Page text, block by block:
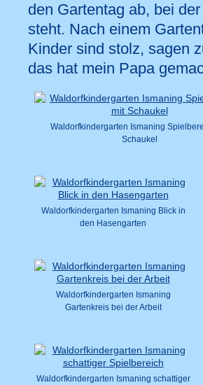
den Gartentag ab, bei
steht. Nach einem
Kinder sind stolz, sagen
das hat mein Papa
Waldorfkindergarten Ismaning
Schaukel
Waldorfkindergarten Ismaning Blick in
den Hasengarten
Waldorfkindergarten Ismaning
Gartenkreis bei der Arbeit
Waldorfkindergarten Ismaning schattiger